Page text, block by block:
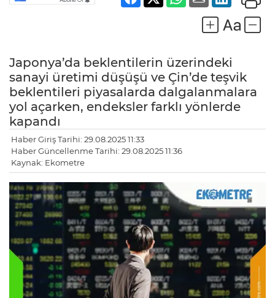
Japonya’da beklentilerin üzerindeki
sanayi üretimi düşüşü ve Çin’de teşvik
beklentileri piyasalarda dalgalanmalara
yol açarken, endeksler farklı yönlerde
kapandı
Haber Giriş Tarihi: 29.08.2025 11:33
Haber Güncellenme Tarihi: 29.08.2025 11:36
Kaynak: Ekometre